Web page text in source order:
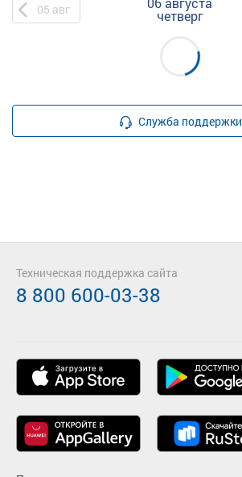
05 авг четверг
Служба поддержки
Техническая поддержка сайта
8 800 600-03-38